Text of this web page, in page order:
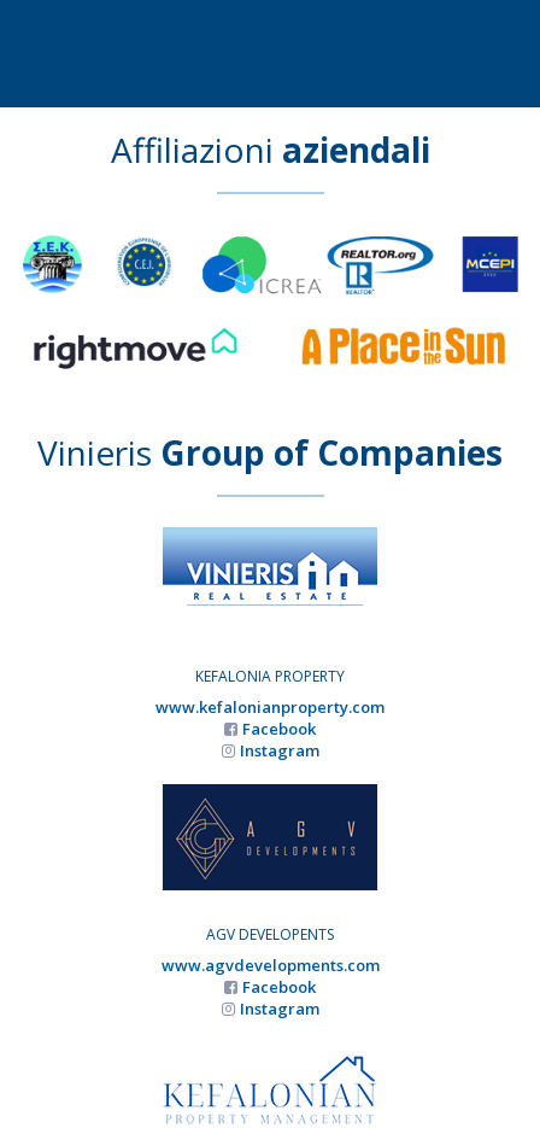
Affiliazioni aziendali
Vinieris Group of Companies
KEFALONIA PROPERTY
www.kefalonianproperty.com
Facebook
Instagram
AGV DEVELOPENTS
www.agvdevelopments.com
Facebook
Instagram